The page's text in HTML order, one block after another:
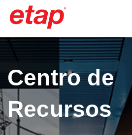
Centro de
Recursos